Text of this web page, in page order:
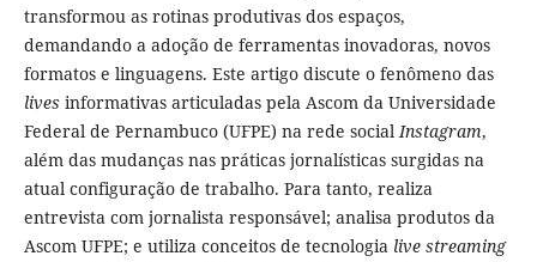
transformou as rotinas produtivas dos espaços,
demandando a adoção de ferramentas inovadoras, novos
formatos e linguagens. Este artigo discute o fenômeno das
lives informativas articuladas pela Ascom da Universidade
Federal de Pernambuco (UFPE) na rede socialInstagram,
além das mudanças nas práticas jornalísticas surgidas na
atual configuração de trabalho. Para tanto, realiza
entrevista com jornalista responsável; analisa produtos da
Ascom UFPE; e utiliza conceitos de tecnologia live streaming